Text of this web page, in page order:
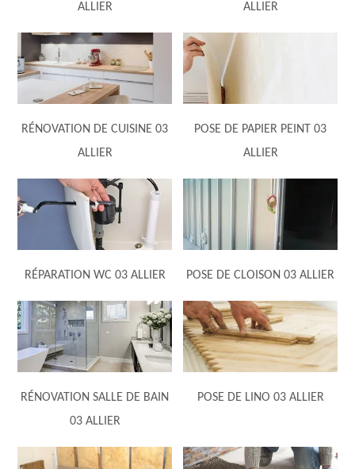
ALLIER
ALLIER
RÉNOVATION DE CUISINE 03
ALLIER
POSE DE PAPIER PEINT 03
ALLIER
RÉPARATION WC 03 ALLIER POSE DE CLOISON 03 ALLIER
RÉNOVATION SALLE DE BAIN
03 ALLIER
POSE DE LINO 03 ALLIER